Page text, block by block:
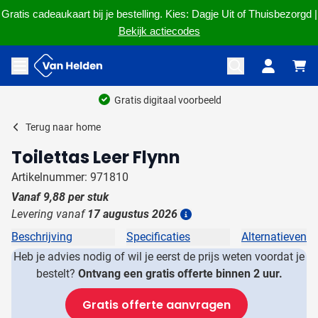
Gratis cadeaukaart bij je bestelling. Kies: Dagje Uit of Thuisbezorgd |
Bekijk actiecodes
Ga naar de inhoud
Menu openen
Gratis digitaal voorbeeld
Terug naar home
Toilettas Leer Flynn
Artikelnummer: 971810
Vanaf 9,88 per stuk
Levering vanaf 17 augustus 2026
Beschrijving Specificaties
Alternatieven
Heb je advies nodig of wil je eerst de prijs weten voordat je
bestelt? Ontvang een gratis offerte binnen 2 uur.
Gratis offerte aanvragen